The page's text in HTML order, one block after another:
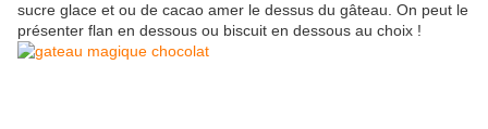
sucre glace et ou de cacao amer le dessus du gâteau. On peut le
présenter flan en dessous ou biscuit en dessous au choix !